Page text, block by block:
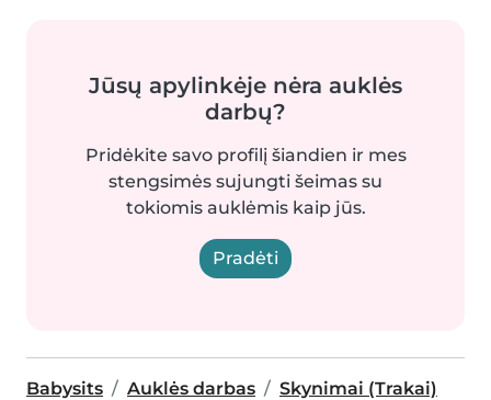
Jūsų apylinkėje nėra auklės
darbų?
Pridėkite savo profilį šiandien ir mes
stengsimės sujungti šeimas su
tokiomis auklėmis kaip jūs.
Pradėti
Babysits Auklės darbas Skynimai (Trakai)